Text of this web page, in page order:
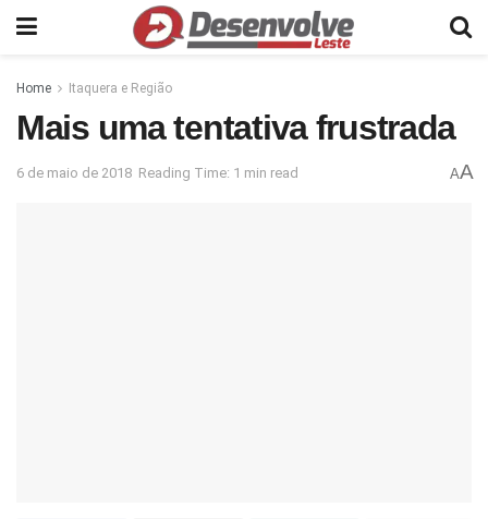
Home Itaquera e Região
Mais uma tentativa frustrada
6 de maio de 2018 Reading Time: 1 min read AA